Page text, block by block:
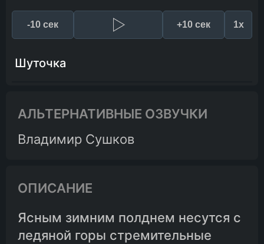
Авторы
Исполнители
-10 сек +10 сек 1x
Шуточка
АЛЬТЕРНАТИВНЫЕ ОЗВУЧКИ
Владимир Сушков
ОПИСАНИЕ
Ясным зимним полднем несутся с
ледяной горы стремительные